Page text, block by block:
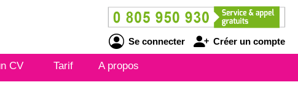
Se connecter Créer un compte
CV Tarif A propos